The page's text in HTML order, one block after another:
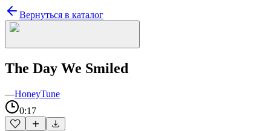
Вернуться в каталог
The Day We Smiled
—HoneyTune
0:17